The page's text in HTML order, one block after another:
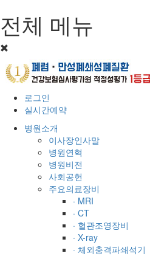
전체 메뉴
로그인
실시간예약
병원소개
이사장인사말
병원연혁
병원비전
사회공헌
주요의료장비
· MRI
· CT
· 혈관조영장비
· X-ray
· 체외충격파쇄석기